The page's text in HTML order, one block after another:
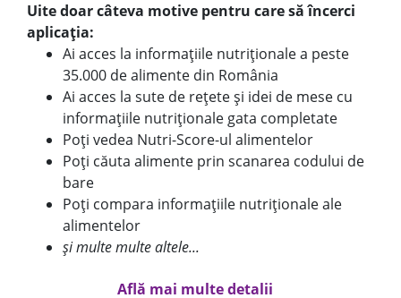
Uite doar câteva motive pentru care să încerci
aplicația:
Ai acces la informațiile nutriționale a peste
35.000 de alimente din România
Ai acces la sute de rețete și idei de mese cu
informațiile nutriționale gata completate
Poți vedea Nutri-Score-ul alimentelor
Poți căuta alimente prin scanarea codului de
bare
Poți compara informațiile nutriționale ale
alimentelor
și multe multe altele...
Află mai multe detalii